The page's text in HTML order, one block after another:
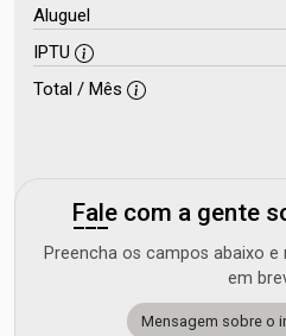
Aluguel
IPTU
Total / Mês
Fale com a gente
Preencha os campos abaixo
em
Mensagem sobre o